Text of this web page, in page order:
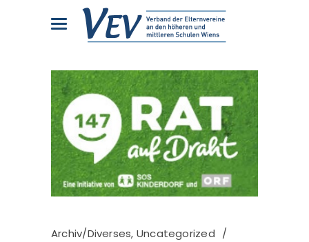
Archiv/Diverses, Uncategorized